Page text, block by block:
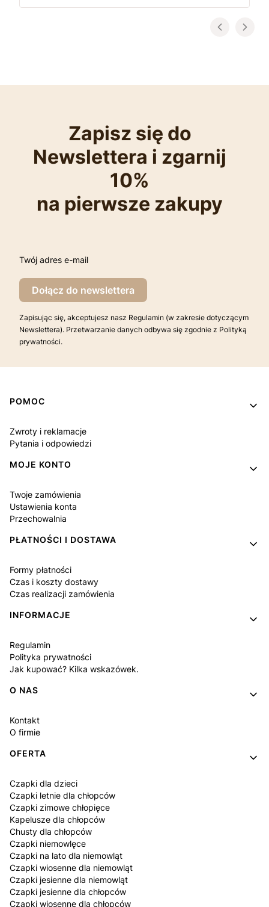
Zapisz się do
Newslettera i zgarnij
10%
na pierwsze zakupy
Twój adres e-mail
Dołącz do newslettera
Zapisując się, akceptujesz nasz Regulamin (w zakresie dotyczącym
Newslettera). Przetwarzanie danych odbywa się zgodnie z Polityką
prywatności.
Linki w stopce
POMOC
Zwroty i reklamacje
Pytania i odpowiedzi
MOJE KONTO
Twoje zamówienia
Ustawienia konta
Przechowalnia
PŁATNOŚCI I DOSTAWA
Formy płatności
Czas i koszty dostawy
Czas realizacji zamówienia
INFORMACJE
Regulamin
Polityka prywatności
Jak kupować? Kilka wskazówek.
O NAS
Kontakt
O firmie
OFERTA
Czapki dla dzieci
Czapki letnie dla chłopców
Czapki zimowe chłopięce
Kapelusze dla chłopców
Chusty dla chłopców
Czapki niemowlęce
Czapki na lato dla niemowląt
Czapki wiosenne dla niemowląt
Czapki jesienne dla niemowląt
Czapki jesienne dla chłopców
Czapki wiosenne dla chłopców